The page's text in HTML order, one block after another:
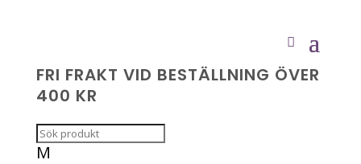
FRI FRAKT VID BESTÄLLNING ÖVER
400 KR
M